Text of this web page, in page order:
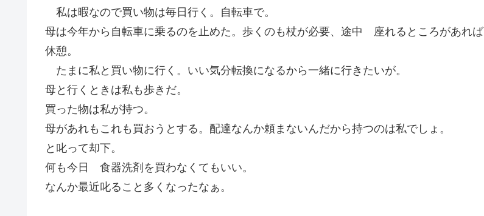
私は暇なので買い物は毎日行く。自転車で。
母は今年から自転車に乗るのを止めた。歩くのも杖が必要、途中 座れるところがあれば
休憩。
たまに私と買い物に行く。いい気分転換になるから一緒に行きたいが。
母と行くときは私も歩きだ。
買った物は私が持つ。
母があれもこれも買おうとする。配達なんか頼まないんだから持つのは私でしょ。
と叱って却下。
何も今日 食器洗剤を買わなくてもいい。
なんか最近叱ること多くなったなぁ。